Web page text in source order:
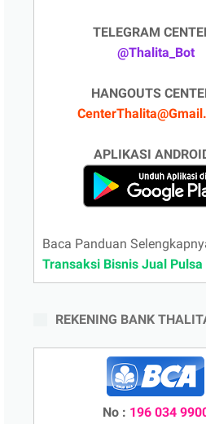
TELEGRAM
@Thalita_Bot
HANGOUTS
APLIKASI
Baca Panduan
Transaksi Bisnis Jual
REKENING BANK
No : 196 034